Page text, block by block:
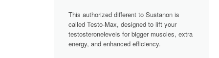
This authorized different to Sustanon is
called Testo-Max, designed to lift your
testosteronelevels for bigger muscles, extra
energy, and enhanced efficiency.